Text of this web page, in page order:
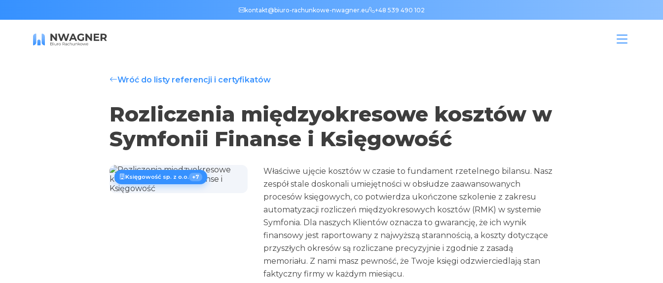
kontakt@biuro-rachunkowe-nwagner.eu +48 539 490 102
Wróć do listy referencji i certyfikatów
Rozliczenia międzyokresowe kosztów w
Symfonii Finanse i Księgowość
Księgowość sp. z o.o. +7
Właściwe ujęcie kosztów w czasie to fundament rzetelnego bilansu. Nasz
zespół stale doskonali umiejętności w obsłudze zaawansowanych
procesów księgowych, co potwierdza ukończone szkolenie z zakresu
automatyzacji rozliczeń międzyokresowych kosztów (RMK) w systemie
Symfonia. Dla naszych Klientów oznacza to gwarancję, że ich wynik
finansowy jest raportowany z najwyższą starannością, a koszty dotyczące
przyszłych okresów są rozliczane precyzyjnie i zgodnie z zasadą
memoriału. Z nami masz pewność, że Twoje księgi odzwierciedlają stan
faktyczny firmy w każdym miesiącu.